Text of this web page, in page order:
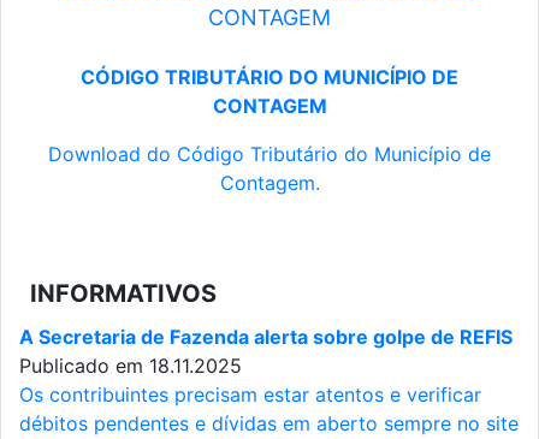
CONTAGEM
CÓDIGO TRIBUTÁRIO DO MUNICÍPIO DE
CONTAGEM
Download do Código Tributário do Município de
Contagem.
INFORMATIVOS
A Secretaria de Fazenda alerta sobre golpe de REFIS
Publicado em 18.11.2025
Os contribuintes precisam estar atentos e verificar
débitos pendentes e dívidas em aberto sempre no site